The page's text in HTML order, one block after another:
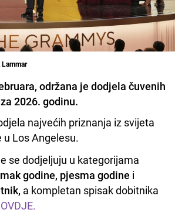
održana je dodjela čuvenih
2026. godinu.
najvećih priznanja iz svijeta
Los Angelesu.
se dodjeljuju u kategorijama
godine, pjesma godine i
a kompletan spisak dobitnika
OVDJE.